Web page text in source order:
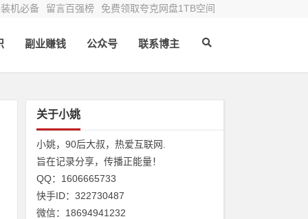
装机必备 留言百强榜 免费领取夸克网盘1TB空间
副业赚钱 公众号 联系博主
关于小姚
小姚，90后大叔，热爱互联网.
旨在记录分享，传播正能量！
QQ：1606665733
快手ID：322730487
微信：18694941232